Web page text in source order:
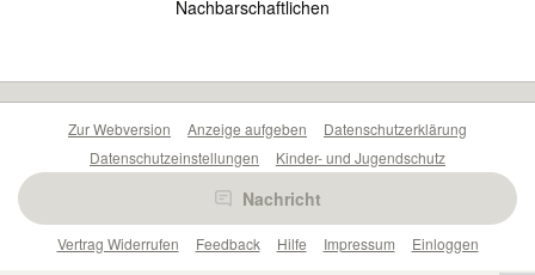
Nachbarschaftlichen
Nachricht
Zur Webversion Anzeige aufgeben
Datenschutzerklärung
Datenschutzeinstellungen
Kinder- und Jugendschutz
Barrierefreiheitserklärung
Vertrag Widerrufen
Feedback Hilfe Impressum Einloggen